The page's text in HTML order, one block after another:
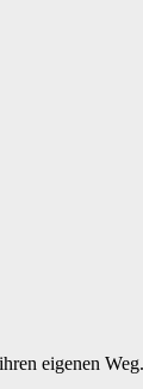
eigenen